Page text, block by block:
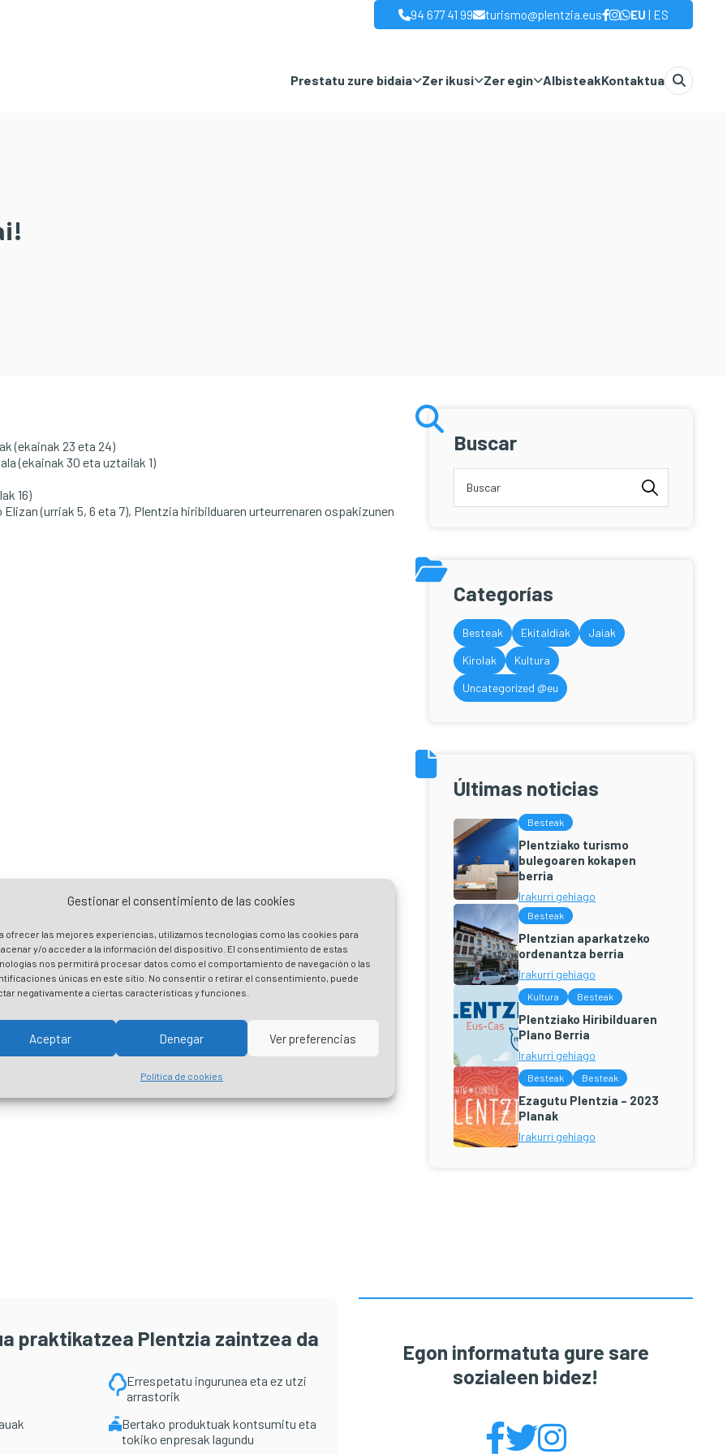
Gestionar el consentimiento de las cookies
ofrecer las mejores experiencias, utilizamos tecnologías como las cookies para
y/o acceder a la información del dispositivo. El consentimiento de estas
nos permitirá procesar datos como el comportamiento de navegación o las
únicas en este sitio. No consentir o retirar el consentimiento, puede
negativamente a ciertas características y funciones.
Aceptar Denegar Ver preferencias
Política de cookies
94 677 41 99 turismo@plentzia.eus EU | ES
Prestatu zure bidaia Zer ikusi Zer egin AlbisteakKontaktua
(ekainak 23 eta 24)
(ekainak 30 eta uztailak 1)
16)
(urriak 5, 6 eta 7), Plentzia hiribilduaren urteurrenaren ospakizunen
Buscar
Categorías
Besteak Ekitaldiak
Jaiak
Kirolak
Kultura
Uncategorized @eu
Últimas noticias
Besteak
Plentziako turismo
bulegoaren kokapen
berria
Irakurri gehiago
Besteak
Plentzian aparkatzeko
ordenantza berria
Irakurri gehiago
Kultura Besteak
Plentziako Hiribilduaren
Plano Berria
Irakurri gehiago
Besteak Besteak
Ezagutu Plentzia – 2023
Planak
Irakurri gehiago
praktikatzea Plentzia zaintzea da
Errespetatu ingurunea eta ez utzi
arrastorik
Bertako produktuak kontsumitu eta
tokiko enpresak lagundu
Egon informatuta gure sare
sozialeen bidez!